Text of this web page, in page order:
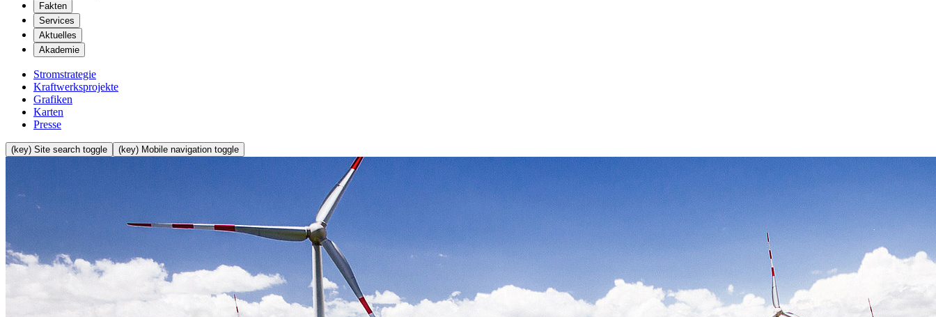
Fakten
Services
Aktuelles
Akademie
Stromstrategie
Kraftwerksprojekte
Grafiken
Karten
Presse
(key) Site search toggle (key) Mobile navigation toggle